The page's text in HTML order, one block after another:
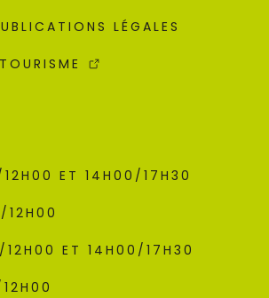
LÉGALES
ET 14H00/17H30
12H00
ET 14H00/17H30